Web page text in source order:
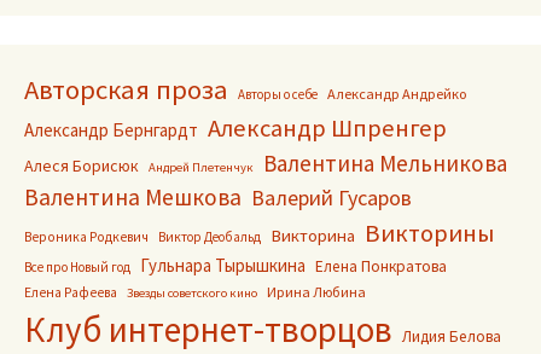
Авторская проза Авторы о себе Александр Андрейко
Александр Бернгардт Александр Шпренгер
Алеся Борисюк Андрей Плетенчук
Валентина Мельникова
Валентина Мешкова Валерий Гусаров
Вероника Родкевич Виктор Деобальд Викторина Викторины
Все про Новый год Гульнара Тырышкина Елена Понкратова
Елена Рафеева Звезды советского кино Ирина Любина
Клуб интернет-творцов Лидия Белова